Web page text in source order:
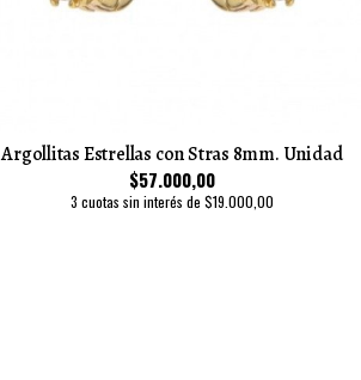
Argollitas Estrellas con Stras 8mm. Unidad
$57.000,00
3 cuotas sin interés de $19.000,00